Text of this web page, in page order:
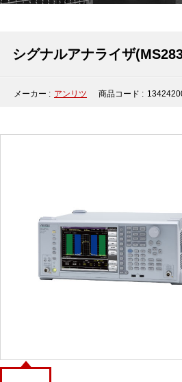
シグナルアナライザ
メーカー : アンリツ 商品コード :